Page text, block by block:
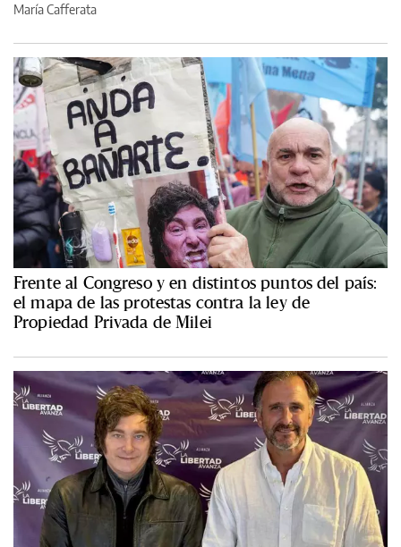
María Cafferata
Frente al Congreso y en distintos puntos del país:
el mapa de las protestas contra la ley de
Propiedad Privada de Milei